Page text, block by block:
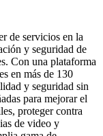
de servicios en la
y seguridad de
Con una plataforma
en más de 130
y seguridad sin
para mejorar el
proteger contra
de video y